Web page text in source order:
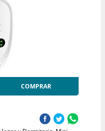
COMPRAR